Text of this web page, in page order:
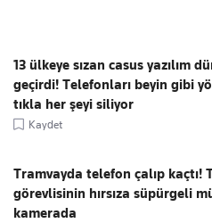
13 ülkeye sızan casus yazılım
geçirdi! Telefonları beyin gibi
tıkla her şeyi siliyor
Kaydet
Tramvayda telefon çalıp kaçtı!
görevlisinin hırsıza süpürgeli
kamerada